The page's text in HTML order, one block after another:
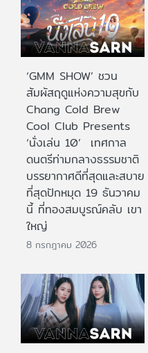
‘GMM SHOW’ ชวน
สัมผัสฤดูแห่งความสุขกับ
Chang Cold Brew
Cool Club Presents
‘นั่งเล่น 10’ เทศกาล
ดนตรีท่ามกลางธรรมชาติ
บรรยากาศดีที่สุดและสบาย
ที่สุดปักหมุด 19 ธันวาคม
นี้ ที่ทองสมบูรณ์คลับ เขา
ใหญ่
8 กรกฎาคม 2026